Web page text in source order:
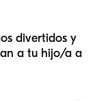
divertidos y
a tu hijo/a a